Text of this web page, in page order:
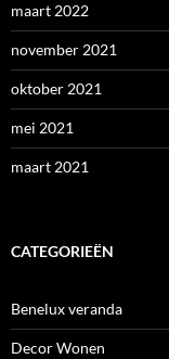
maart 2022
november 2021
oktober 2021
mei 2021
maart 2021
CATEGORIEËN
Benelux veranda
Decor Wonen